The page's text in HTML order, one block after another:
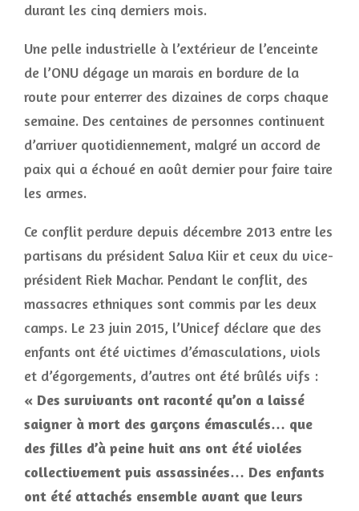
durant les cinq derniers mois.
Une pelle industrielle à l’extérieur de l’enceinte
de l’ONU dégage un marais en bordure de la
route pour enterrer des dizaines de corps chaque
semaine. Des centaines de personnes continuent
d’arriver quotidiennement, malgré un accord de
paix qui a échoué en août dernier pour faire taire
les armes.
Ce conflit perdure depuis décembre 2013 entre les
partisans du président Salva Kiir et ceux du vice-
président Riek Machar. Pendant le conflit, des
massacres ethniques sont commis par les deux
camps. Le 23 juin 2015, l’Unicef déclare que des
enfants ont été victimes d’émasculations, viols
et d’égorgements, d’autres ont été brûlés vifs :
« Des survivants ont raconté qu’on a laissé
saigner à mort des garçons émasculés… que
des filles d’à peine huit ans ont été violées
collectivement puis assassinées… Des enfants
ont été attachés ensemble avant que leurs